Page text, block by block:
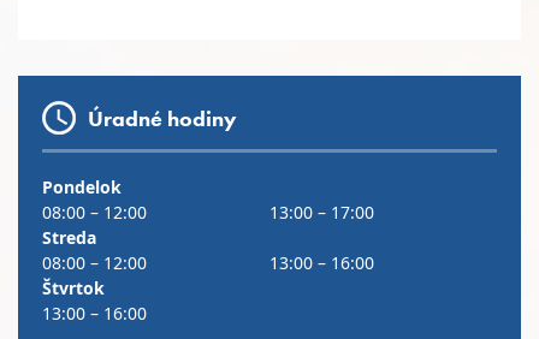
Úradné hodiny
Pondelok
08:00 – 12:00
13:00 – 17:00
Streda
08:00 – 12:00
13:00 – 16:00
Štvrtok
13:00 – 16:00